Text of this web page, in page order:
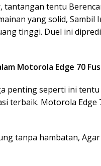
tantangan tentu
yang solid, Sambil
tinggi. Duel ini
Motorola Edge 70
penting seperti ini
terbaik. Motorola Edge
tanpa hambatan,